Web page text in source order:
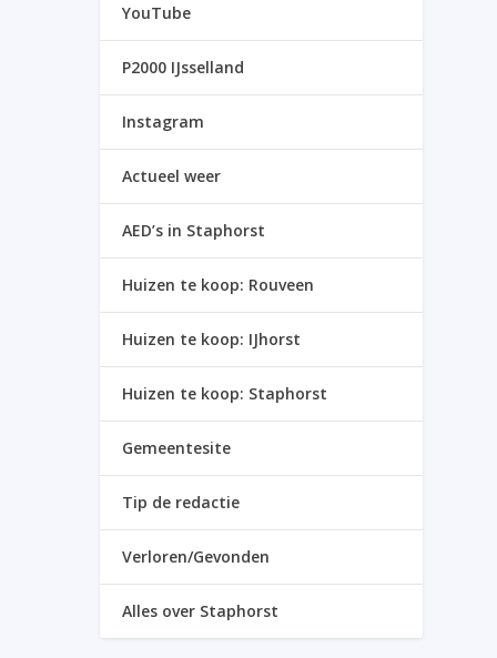
YouTube
P2000 IJsselland
Instagram
Actueel weer
AED’s in Staphorst
Huizen te koop: Rouveen
Huizen te koop: IJhorst
Huizen te koop: Staphorst
Gemeentesite
Tip de redactie
Verloren/Gevonden
Alles over Staphorst